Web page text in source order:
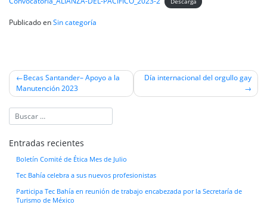
Publicado enSin categoría
Navegación
de
entradas
Becas Santander– Apoyo a la
Manutención 2023
Día internacional del orgullo gay
Entradas recientes
Boletín Comité de Ética Mes de Julio
Tec Bahía celebra a sus nuevos profesionistas
Participa Tec Bahía en reunión de trabajo encabezada por la Secretaría de
Turismo de México